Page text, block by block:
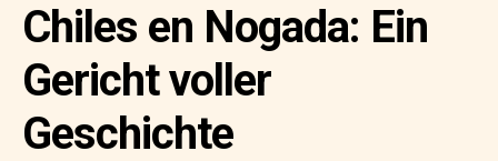
Chiles en Nogada: Ein
Gericht voller
Geschichte